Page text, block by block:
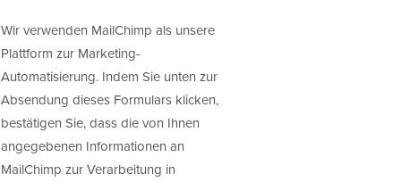
Wir verwenden MailChimp als unsere
Plattform zur Marketing-
Automatisierung. Indem Sie unten zur
Absendung dieses Formulars klicken,
bestätigen Sie, dass die von Ihnen
angegebenen Informationen an
MailChimp zur Verarbeitung in